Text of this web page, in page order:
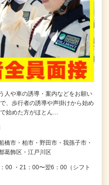
人や車の誘導・案内などをお願い
、歩行者の誘導や声掛けから始め
始めた方がほとん…
橋市・柏市・野田市・我孫子市・
葛飾区・江戸川区
00 ・21：00〜翌6：00（シフト